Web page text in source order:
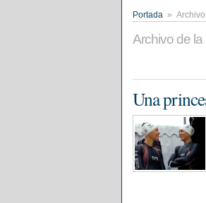
Portada »
Archivo de la
Una